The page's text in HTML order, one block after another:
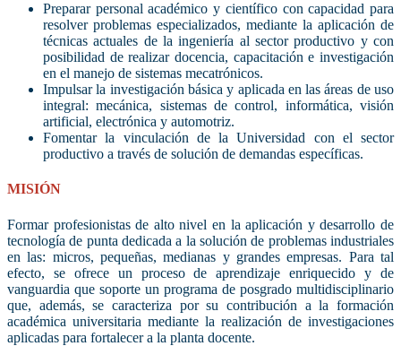
Preparar personal académico y científico con capacidad para
resolver problemas especializados, mediante la aplicación de
técnicas actuales de la ingeniería al sector productivo y con
posibilidad de realizar docencia, capacitación e investigación
en el manejo de sistemas mecatrónicos.
Impulsar la investigación básica y aplicada en las áreas de uso
integral: mecánica, sistemas de control, informática, visión
artificial, electrónica y automotriz.
Fomentar la vinculación de la Universidad con el sector
productivo a través de solución de demandas específicas.
MISIÓN
Formar profesionistas de alto nivel en la aplicación y desarrollo de
tecnología de punta dedicada a la solución de problemas industriales
en las: micros, pequeñas, medianas y grandes empresas. Para tal
efecto, se ofrece un proceso de aprendizaje enriquecido y de
vanguardia que soporte un programa de posgrado multidisciplinario
que, además, se caracteriza por su contribución a la formación
académica universitaria mediante la realización de investigaciones
aplicadas para fortalecer a la planta docente.